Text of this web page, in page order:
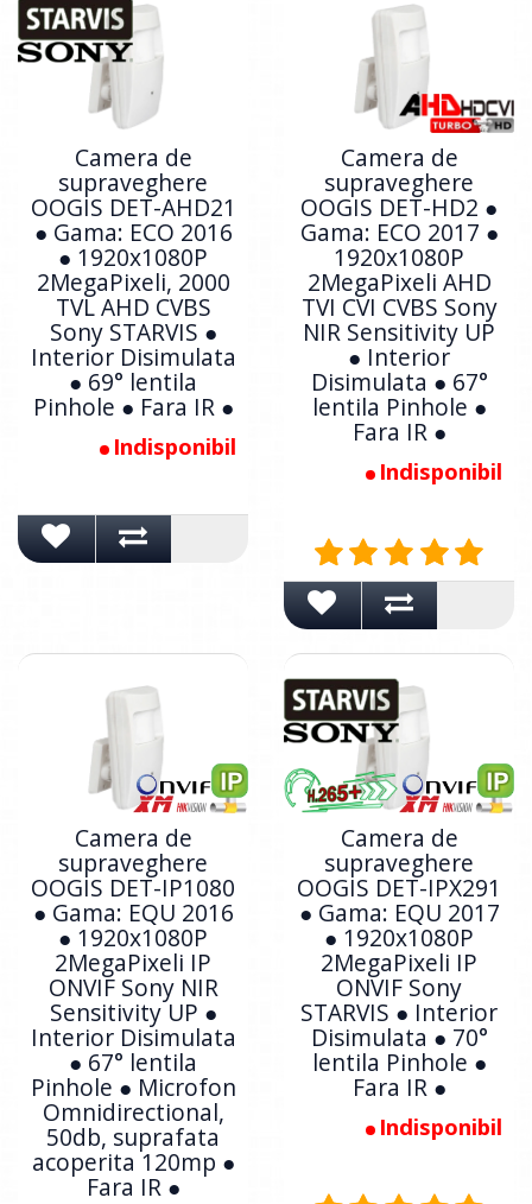
Camera de
supraveghere
OOGIS DET-AHD21
● Gama: ECO 2016
● 1920x1080P
2MegaPixeli, 2000
TVL AHD CVBS
Sony STARVIS ●
Interior Disimulata
● 69° lentila
Pinhole ● Fara IR ●
Indisponibil
Camera de
supraveghere
OOGIS DET-HD2 ●
Gama: ECO 2017 ●
1920x1080P
2MegaPixeli AHD
TVI CVI CVBS Sony
NIR Sensitivity UP
● Interior
Disimulata ● 67°
lentila Pinhole ●
Fara IR ●
Indisponibil
Camera de
supraveghere
OOGIS DET-IP1080
● Gama: EQU 2016
● 1920x1080P
2MegaPixeli IP
ONVIF Sony NIR
Sensitivity UP ●
Interior Disimulata
● 67° lentila
Pinhole ● Microfon
Omnidirectional,
50db, suprafata
acoperita 120mp ●
Fara IR ●
Camera de
supraveghere
OOGIS DET-IPX291
● Gama: EQU 2017
● 1920x1080P
2MegaPixeli IP
ONVIF Sony
STARVIS ● Interior
Disimulata ● 70°
lentila Pinhole ●
Fara IR ●
Indisponibil